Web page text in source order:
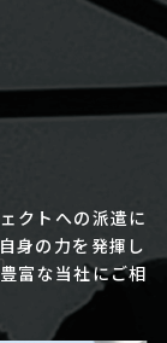
クトへの派遣に
身の力を発揮し
富な当社にご相